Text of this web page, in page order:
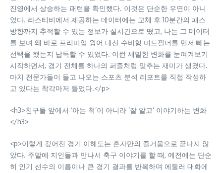
진영에서 상승하는 패턴을 확인했다. 이것은 단순한 우연이 아니
었다. 라스티비에서 제공하는 데이터에는 교체 후 10분간의 패스
방향까지 추적할 수 있는 정보가 실시간으로 떴고, 나는 그 데이터
를 보며 왜 바로 프리미엄 윙어 대신 수비형 미드필더를 먼저 빼는
선택을 했는지 납득할 수 있었다. 이런 세밀한 변화를 눈여겨보기
시작하면서, 경기 전체를 하나의 퍼즐처럼 맞추는 재미가 생겼다.
마치 전문가들이 들고 나오는 스포츠 분석 리포트를 직접 작성하
고 있다는 착각마저 들었다.</p>
<h3>친구들 앞에서 ‘아는 척’이 아니라 ‘잘 알고’ 이야기하는 변화
</h3>
<p>이렇게 깊어진 경기 이해도는 혼자만의 즐거움으로 끝나지 않
았다. 주말에 지인들과 만나서 축구 이야기를 할 때, 예전에는 단순
히 인기 선수의 이름이나 큰 경기 결과를 반복하며 에둘러 대화에